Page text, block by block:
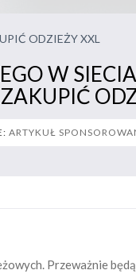
ODZIEŻY XXL
W
ARTYKUŁ
Przeważnie